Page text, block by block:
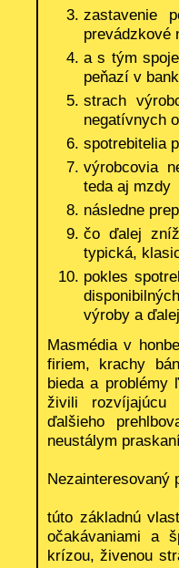
zastavenie
prevádzkové
a s tým
peňazí v
strach
negatívnych
spotrebitelia
výrobcovia
teda aj mzdy
následne
čo ďalej
typická,
pokles
výroby a
Masmédia v
firiem, krachy
bieda a problémy
živili rozvíjajúcu
ďalšieho
neustálym
Nezainteresovaný
túto základnú
očakávaniami a
krízou, živenou